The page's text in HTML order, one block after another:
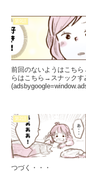
第9話
前回のないようはこち
らはこちら→スナックす
第2話
つづく・・・